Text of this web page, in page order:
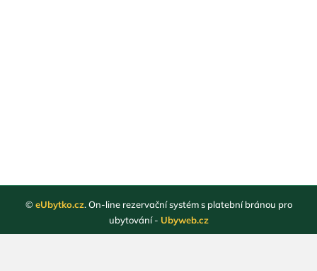
© eUbytko.cz. On-line rezervační systém s platební bránou pro
ubytování - Ubyweb.cz